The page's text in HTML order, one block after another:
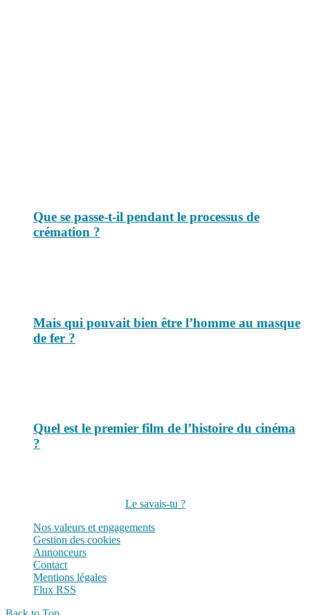
Que se passe-t-il pendant le processus de
crémation ?
Mais qui pouvait bien être l’homme au masque
de fer ?
Quel est le premier film de l’histoire du cinéma
?
Le savais-tu ?
Nos valeurs et engagements
Gestion des cookies
Annonceurs
Contact
Mentions légales
Flux RSS